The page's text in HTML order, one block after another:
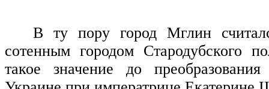
В ту пору город Мглин
сотенным городом Стародубского
такое значение до